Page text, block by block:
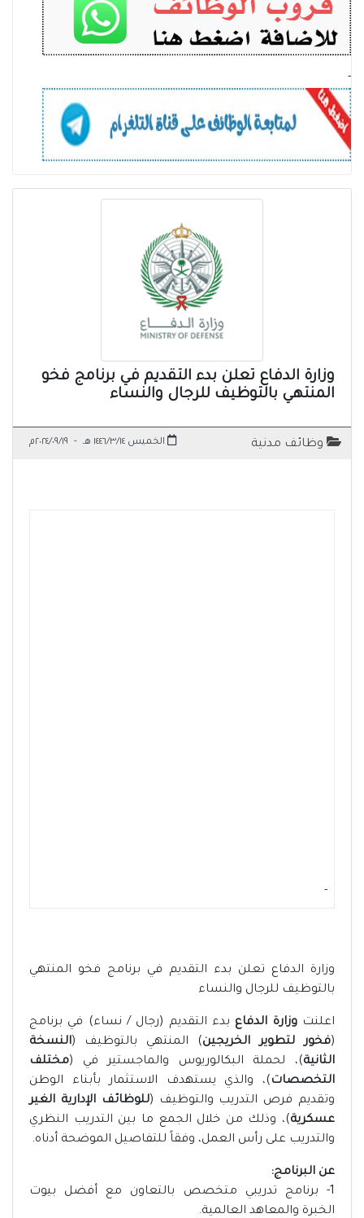
-
وزارة الدفاع تعلن بدء التقديم في برنامج فخو
المنتهي بالتوظيف للرجال والنساء
وظائف مدنية الخميس ١٤٤٦/٣/١٤ هـ - ٢٠٢٤/٠٩/١٩م
-
وزارة الدفاع تعلن بدء التقديم في برنامج فخو المنتهي
بالتوظيف للرجال والنساء
اعلنتوزارة الدفاع بدء التقديم (رجال / نساء) في برنامج
(فخور لتطوير الخريجين) المنتهي بالتوظيف (النسخة
الثانية)، لحملة البكالوريوس والماجستير في (مختلف
التخصصات)، والذي يستهدف الاستثمار بأبناء الوطن
وتقديم فرص التدريب والتوظيف (للوظائف الإدارية الغير
عسكرية)، وذلك من خلال الجمع ما بين التدريب النظري
والتدريب على رأس العمل، وفقاً للتفاصيل الموضحة أدناه.
عن البرنامج:
1- برنامج تدريبي متخصص بالتعاون مع أفضل بيوت
الخبرة والمعاهد العالمية.